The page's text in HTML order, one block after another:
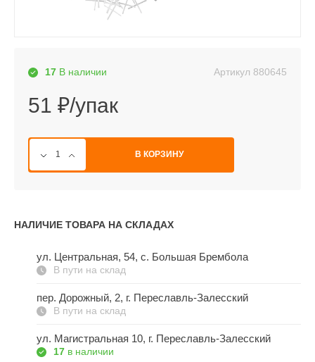
17 В наличии Артикул 880645
51 ₽/упак
В КОРЗИНУ
НАЛИЧИЕ ТОВАРА НА СКЛАДАХ
ул. Центральная, 54, c. Большая Брембола
В пути на склад
пер. Дорожный, 2, г. Переславль-Залесский
В пути на склад
ул. Магистральная 10, г. Переславль-Залесский
17 в наличии